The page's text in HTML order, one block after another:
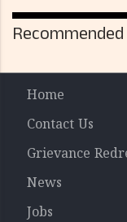
Recommended
Home
Contact Us
Grievance
News
Jobs